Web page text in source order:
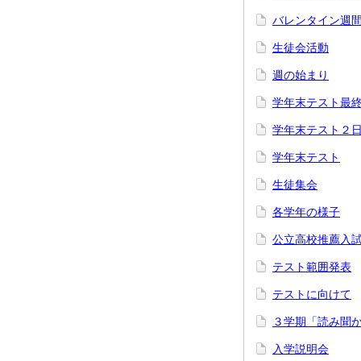
バレンタイン週
生徒会活動
週の始まり
学年末テスト最
学年末テスト２
学年末テスト
生徒集会
各学年の様子
公立高校推薦入
テスト範囲発表
テストに向けて
３学期「読み聞
入学説明会